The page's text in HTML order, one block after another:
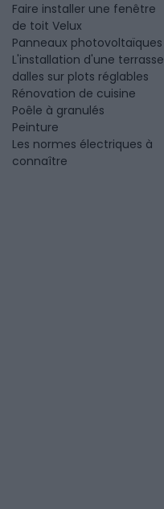
Faire installer une fenêtre
de toit Velux
Panneaux photovoltaïques
L'installation d'une terrasse
dalles sur plots réglables
Rénovation de cuisine
Poêle à granulés
Peinture
Les normes électriques à
connaître